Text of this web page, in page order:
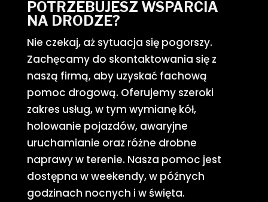
POTRZEBUJESZ WSPARCIA
NA DRODZE?
Nie czekaj, aż sytuacja się pogorszy.
Zachęcamy do skontaktowania się z
naszą firmą, aby uzyskać fachową
pomoc drogową. Oferujemy szeroki
zakres usług, w tym wymianę kół,
holowanie pojazdów, awaryjne
uruchamianie oraz różne drobne
naprawy w terenie. Nasza pomoc jest
dostępna w weekendy, w późnych
godzinach nocnych i w święta.